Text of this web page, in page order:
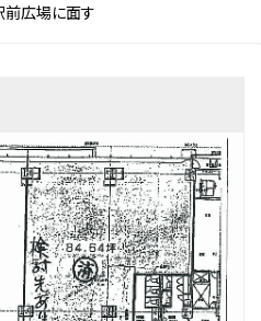
広場に面す